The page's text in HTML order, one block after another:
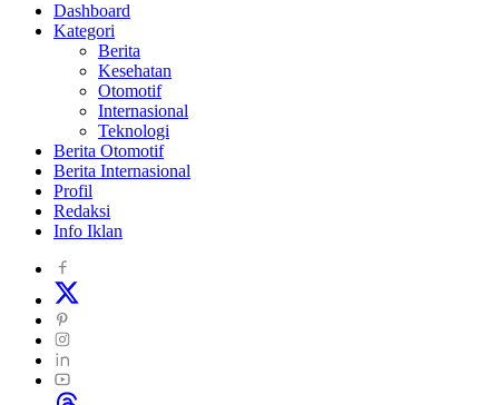
Dashboard
Kategori
Berita
Kesehatan
Otomotif
Internasional
Teknologi
Berita Otomotif
Berita Internasional
Profil
Redaksi
Info Iklan